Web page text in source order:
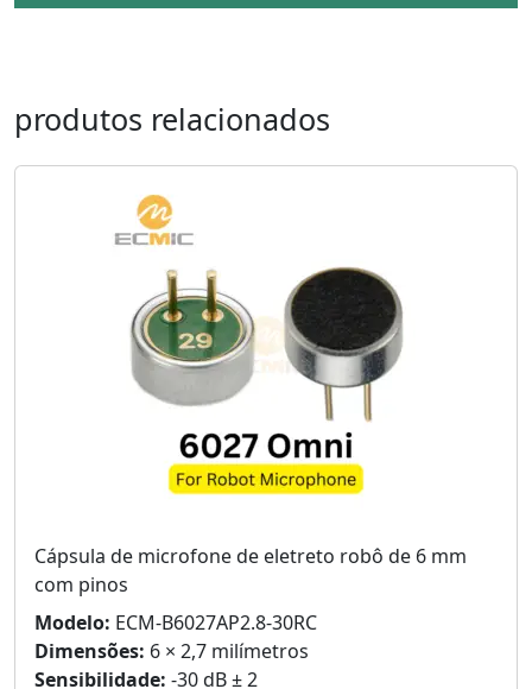
produtos relacionados
Cápsula de microfone de eletreto robô de 6 mm
com pinos
Modelo: ECM-B6027AP2.8-30RC
Dimensões: 6 × 2,7 milímetros
Sensibilidade: -30 dB ± 2